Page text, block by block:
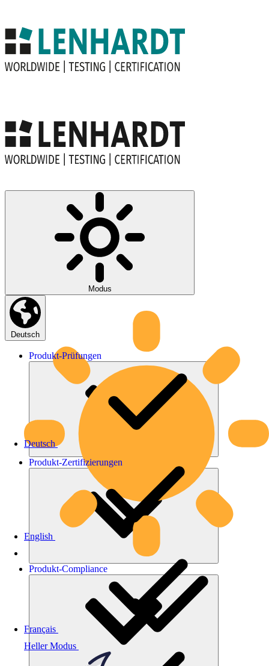
Modus
Heller Modus
Deutsch
Deutsch
English
Français
Produkt-Prüfungen
Produkt-Zertifizierungen
Produkt-Compliance